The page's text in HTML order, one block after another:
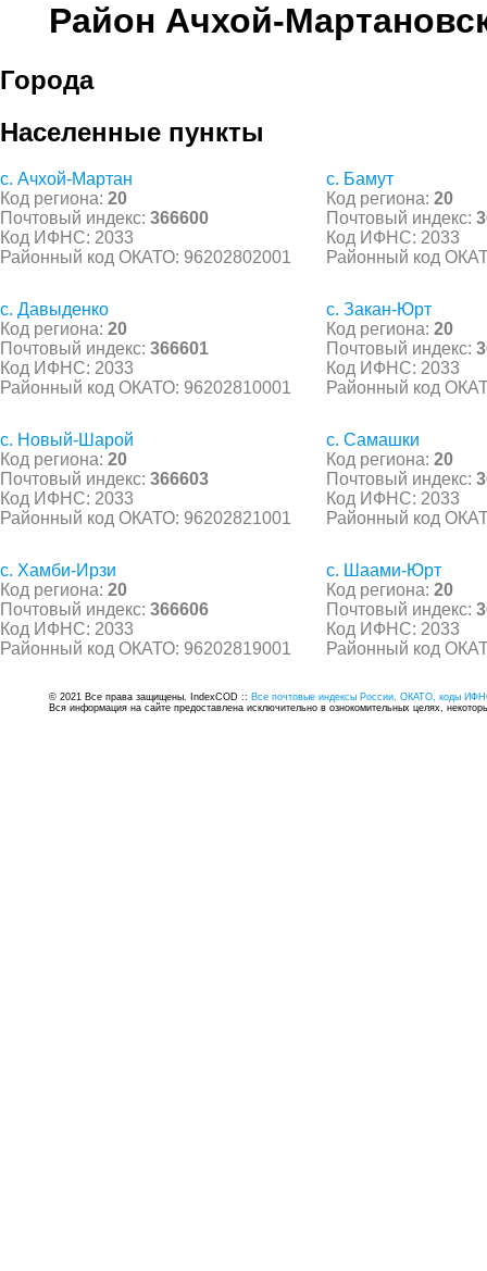
Район Ачхой-
Города
Населенные пункты
с. Ачхой-Мартан
Код региона: 20
Почтовый индекс: 366600
Код ИФНС: 2033
Районный код ОКАТО: 96202802001
с. Бамут
Код региона: 20
Почтовый индекс:
Код ИФНС: 2033
Районный код
с. Давыденко
Код региона: 20
Почтовый индекс: 366601
Код ИФНС: 2033
Районный код ОКАТО: 96202810001
с. Закан-Юрт
Код региона: 20
Почтовый индекс:
Код ИФНС: 2033
Районный код
с. Новый-Шарой
Код региона: 20
Почтовый индекс: 366603
Код ИФНС: 2033
Районный код ОКАТО: 96202821001
с. Самашки
Код региона: 20
Почтовый индекс:
Код ИФНС: 2033
Районный код
с. Хамби-Ирзи
Код региона: 20
Почтовый индекс: 366606
Код ИФНС: 2033
Районный код ОКАТО: 96202819001
с. Шаами-Юрт
Код региона: 20
Почтовый индекс:
Код ИФНС: 2033
Районный код
© 2021 Все права защищены. IndexCOD :: Все почтовые индексы России, ОКАТО, коды
Вся информация на сайте предоставлена исключительно в ознокомительных целях,